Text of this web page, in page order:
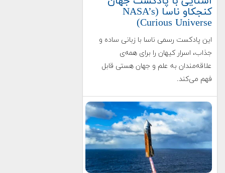
کنجکاو ناسا (NASA’s
Curious Universe)
این پادکست رسمی ناسا با زبانی ساده و
جذاب، اسرار کیهان را برای همه‌ی
علاقه‌مندان به علم و جهان هستی قابل
فهم می‌کند.